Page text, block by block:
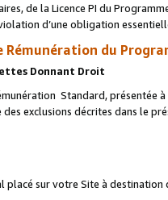
de la Licence PI du
d’une obligation
Rémunération du
Donnant Droit
Standard, présentée
des exclusions décrites dans le
placé sur votre Site à destination